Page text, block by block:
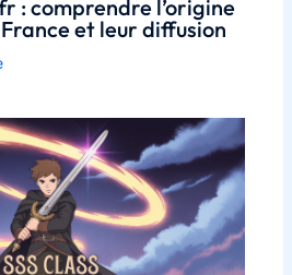
: comprendre l’origine
et leur diffusion